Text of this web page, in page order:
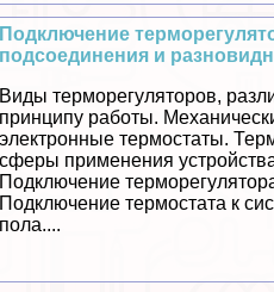
Подключение
подсоединения и
Виды терморегуляторов,
принципу работы.
электронные термостаты.
сферы применения
Подключение
Подключение термостата к
пола....